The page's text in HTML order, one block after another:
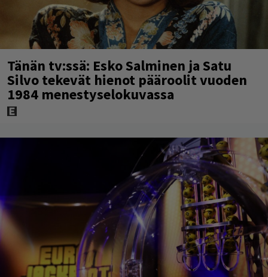
Tänän tv:ssä: Esko Salminen ja Satu
Silvo tekevät hienot pääroolit vuoden
1984 menestyselokuvassa